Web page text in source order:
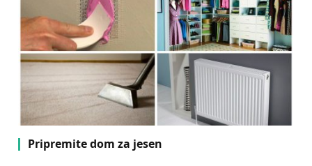
Pripremite dom za jesen